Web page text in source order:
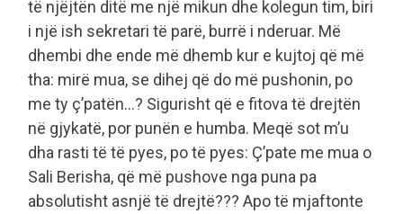
të njëjtën ditë me një mikun dhe kolegun tim, biri
i një ish sekretari të parë, burrë i nderuar. Më
dhembi dhe ende më dhemb kur e kujtoj që më
tha: mirë mua, se dihej që do më pushonin, po
me ty ç’patën…? Sigurisht që e fitova të drejtën
në gjykatë, por punën e humba. Meqë sot m’u
dha rasti të të pyes, po të pyes: Ç’pate me mua o
Sali Berisha, që më pushove nga puna pa
absolutisht asnjë të drejtë??? Apo të mjaftonte